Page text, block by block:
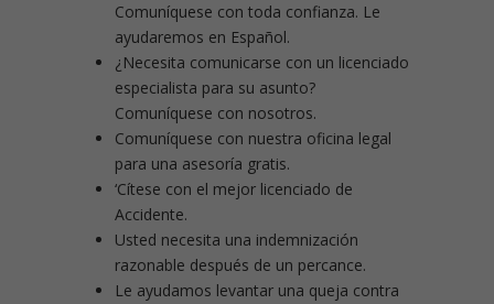
Comuníquese con toda confianza. Le
ayudaremos en Español.
¿Necesita comunicarse con un licenciado
especialista para su asunto?
Comuníquese con nosotros.
Comuníquese con nuestra oficina legal
para una asesoría gratis.
‘Cítese con el mejor licenciado de
Accidente.
Usted necesita una indemnización
razonable después de un percance.
Le ayudamos levantar una queja contra